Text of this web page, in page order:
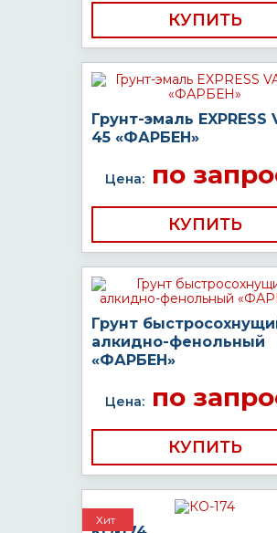
КУПИТЬ
Грунт-эмаль EXPRESS
45 «ФАРБЕН»
Цена:по
КУПИТЬ
Грунт
алкидно-фенольный
«ФАРБЕН»
Цена:по
КУПИТЬ
Хит